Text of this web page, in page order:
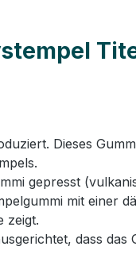
Dieses
gepresst
mit einer
zeigt.
dass